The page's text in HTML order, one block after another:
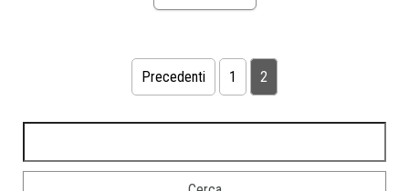
Precedenti 1 2